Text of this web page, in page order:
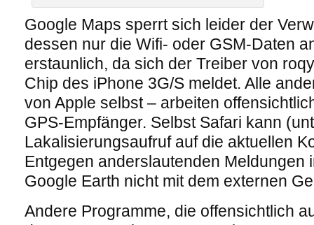
Google Maps sperrt sich leider der
dessen nur die Wifi- oder GSM-Daten
erstaunlich, da sich der Treiber von
Chip des iPhone 3G/S meldet. Alle
von Apple selbst – arbeiten
GPS-Empfänger. Selbst Safari kann
Lakalisierungsaufruf auf die aktuellen
Entgegen anderslautenden Meldungen
Google Earth nicht mit dem externen
Andere Programme, die offensichtlich